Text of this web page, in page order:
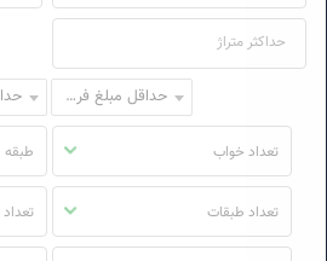
حداقل مبلغ فروش
تعداد خواب طبقه
تعداد طبقات